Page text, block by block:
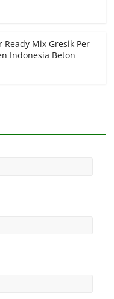
Ready Mix Gresik Per
Indonesia Beton